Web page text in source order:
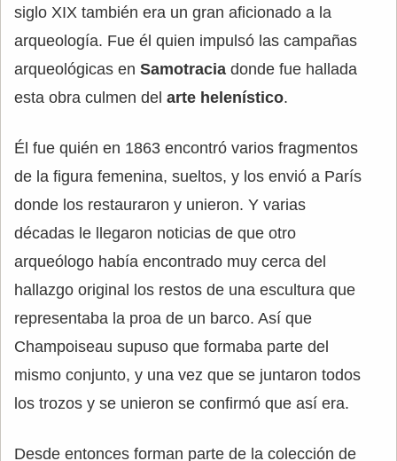
siglo XIX también era un gran aficionado a la
arqueología. Fue él quien impulsó las campañas
arqueológicas en Samotracia donde fue hallada
esta obra culmen del arte helenístico.
Él fue quién en 1863 encontró varios fragmentos
de la figura femenina, sueltos, y los envió a París
donde los restauraron y unieron. Y varias
décadas le llegaron noticias de que otro
arqueólogo había encontrado muy cerca del
hallazgo original los restos de una escultura que
representaba la proa de un barco. Así que
Champoiseau supuso que formaba parte del
mismo conjunto, y una vez que se juntaron todos
los trozos y se unieron se confirmó que así era.
Desde entonces forman parte de la colección de